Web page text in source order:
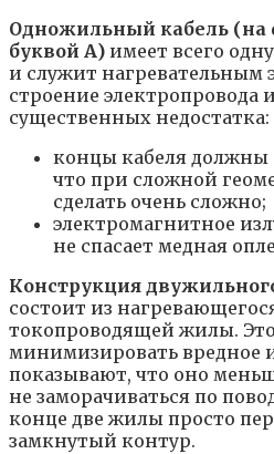
Одножильный кабель (на
буквой А) имеет всего
и служит нагревательным
строение электропровода
существенных недостатка:
концы кабеля должны
что при сложной
сделать очень сложно;
электромагнитное
не спасает медная
Конструкция
состоит из
токопроводящей жилы. Это
минимизировать вредное
показывают, что оно
не заморачиваться по
конце две жилы просто
замкнутый контур.